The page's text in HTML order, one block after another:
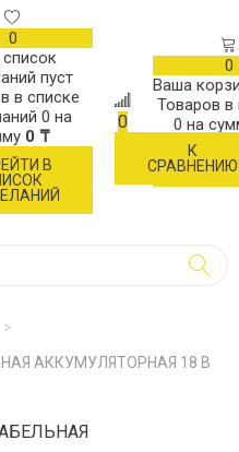
0
пуст
в списке
0 на
0 ₸
В
0
К
СРАВНЕНИЮ
0
Ваша
Товаров в
0 на
>
АККУМУЛЯТОРНАЯ 18 В